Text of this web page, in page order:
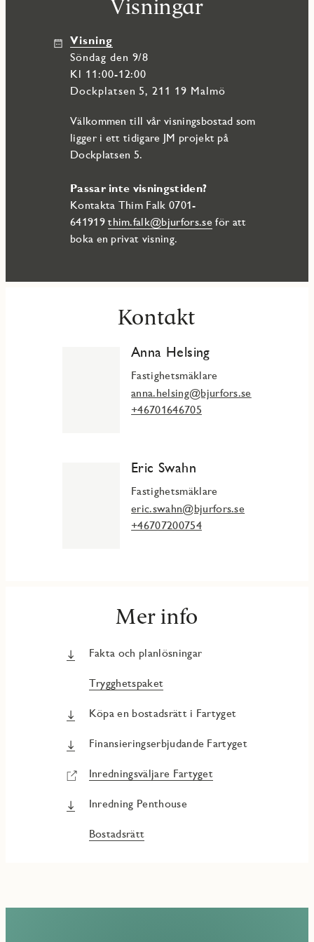
Visningar
Visning
söndag den 9/8
Kl 11:00-12:00
Dockplatsen 5, 211 19 Malmö
Välkommen till vår visningsbostad som
ligger i ett tidigare JM projekt på
Dockplatsen 5.
Passar inte visningstiden?
Kontakta Thim Falk 0701-
641919thim.falk@bjurfors.se för att
boka en privat visning.
Kontakt
Anna Helsing
Fastighetsmäklare
anna.helsing@bjurfors.se
+46701646705
Eric Swahn
Fastighetsmäklare
eric.swahn@bjurfors.se
+46707200754
Mer info
Fakta och planlösningar
Trygghetspaket
Köpa en bostadsrätt i Fartyget
Finansieringserbjudande Fartyget
Inredningsväljare Fartyget
Inredning Penthouse
Bostadsrätt